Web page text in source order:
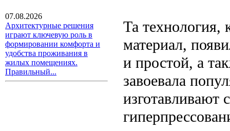
07.08.2026
Архитектурные решения
играют ключевую роль в
формировании комфорта и
удобства проживания в
жилых помещениях.
Правильный...
Та технология,
материал,
и простой, а
завоевала
изготавливают